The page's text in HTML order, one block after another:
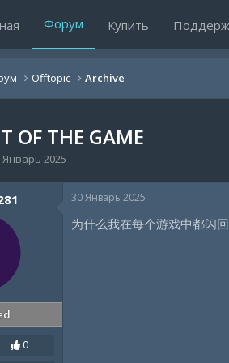
Форум Купить
Offtopic Archive
OF THE GAME
Январь 2025
0
30 Январь 2025
为什么我在每个游戏中都闪